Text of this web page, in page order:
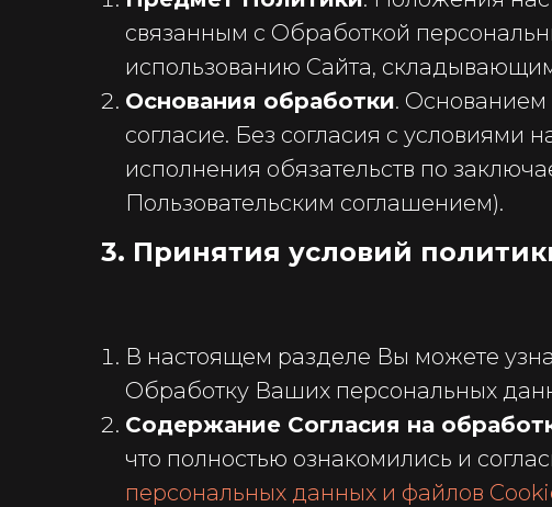
связанным с Обработкой
использованию Сайта,
Основания обработки.
согласие. Без согласия с
исполнения обязательств по
Пользовательским соглашением).
3. Принятия условий
В настоящем разделе Вы можете
Обработку Ваших персональных
Содержание Согласия на
что полностью ознакомились и
персональных данных и файлов